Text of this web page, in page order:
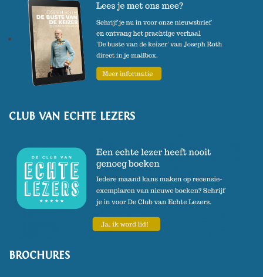
CLUB VAN ECHTE LEZERS
BROCHURES